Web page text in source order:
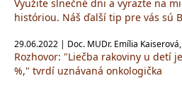
Využite slnečné dni a vyrazte na
históriou. Náš ďalší tip pre vás sú
29.06.2022 | Doc. MUDr. Emília Kaiserová,
Rozhovor: "Liečba rakoviny u detí
%," tvrdí uznávaná onkologička